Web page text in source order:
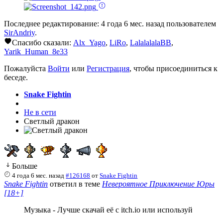
Последнее редактирование: 4 года 6 мес. назад пользователем
SirAndriy.
Спасибо сказали: Alx_Yago, LiRo, LalalalalaBB,
Yarik_Human_8e33
Пожалуйста Войти или Регистрация, чтобы присоединиться к
беседе.
Snake Fightin
Не в сети
Светлый дракон
Больше
4 года 6 мес. назад #126168 отSnake Fightin
Snake Fightin ответил в теме Невероятное Приключение Юры
[18+]
Музыка - Лучше скачай её с itch.io или используй